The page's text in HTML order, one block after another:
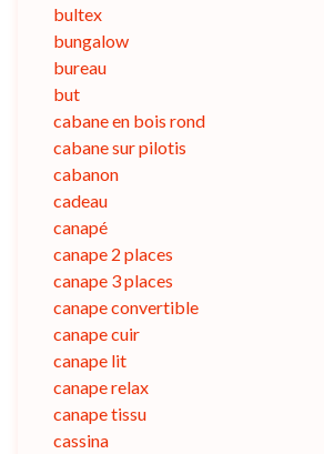
bultex
bungalow
bureau
but
cabane en bois rond
cabane sur pilotis
cabanon
cadeau
canapé
canape 2 places
canape 3 places
canape convertible
canape cuir
canape lit
canape relax
canape tissu
cassina